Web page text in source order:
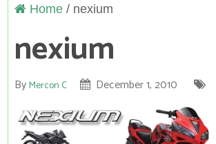
Home/ nexium
nexium
ByMercon C December 1, 2010